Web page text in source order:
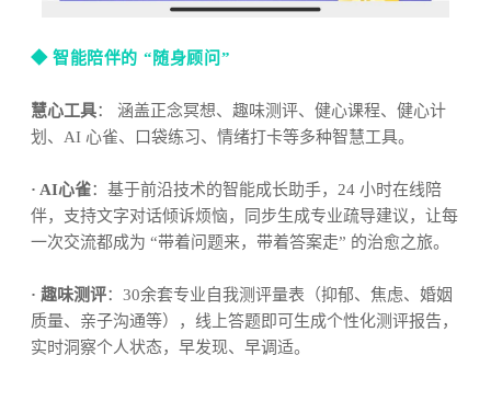
◆ 智能陪伴的 “随身顾问”
慧心工具： 涵盖正念冥想、趣味测评、健心课程、健心计
划、AI 心雀、口袋练习、情绪打卡等多种智慧工具。
· AI心雀：基于前沿技术的智能成长助手，24 小时在线陪
伴，支持文字对话倾诉烦恼，同步生成专业疏导建议，让每
一次交流都成为 “带着问题来，带着答案走” 的治愈之旅。
· 趣味测评：30余套专业自我测评量表（抑郁、焦虑、婚姻
质量、亲子沟通等），线上答题即可生成个性化测评报告，
实时洞察个人状态，早发现、早调适。